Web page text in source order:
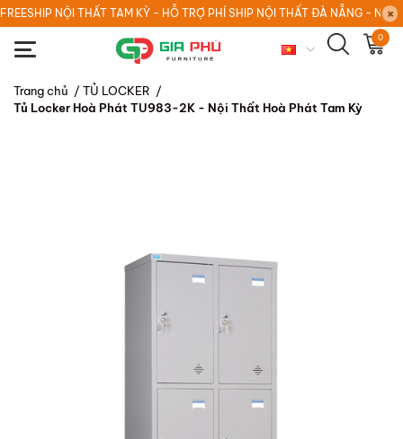
FREESHIP NỘI THẤT TAM KỲ - HỖ TRỢ PHÍ SHIP NỘI THẤT ĐÀ NẴNG - NỘI
0
Trang chủ / TỦ LOCKER /
Tủ Locker Hoà Phát TU983-2K - Nội Thất Hoà Phát Tam Kỳ